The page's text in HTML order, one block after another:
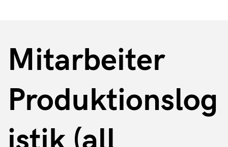
Mitarbeiter
Produktionslog